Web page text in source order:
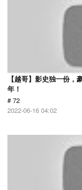
【越哥】影史独一份
年！
# 72
2022-06-16 04:02